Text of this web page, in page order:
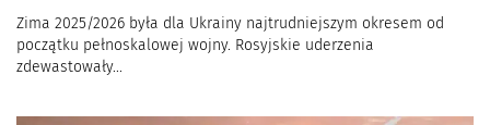
Zima 2025/2026 była dla Ukrainy najtrudniejszym okresem od
początku pełnoskalowej wojny. Rosyjskie uderzenia
zdewastowały...